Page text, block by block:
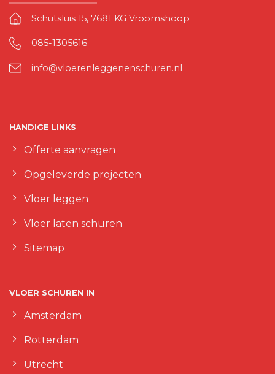
Schutsluis 15, 7681 KG Vroomshoop
085-1305616
info@vloerenleggenenschuren.nl
HANDIGE LINKS
Offerte aanvragen
Opgeleverde projecten
Vloer leggen
Vloer laten schuren
Sitemap
VLOER SCHUREN IN
Amsterdam
Rotterdam
Utrecht